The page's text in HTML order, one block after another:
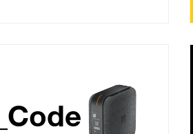
Fibre_18_26